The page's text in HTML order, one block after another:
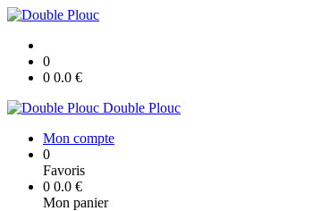
0
0 0.0 €
Double Plouc
Mon compte
0
Favoris
0 0.0 €
Mon panier